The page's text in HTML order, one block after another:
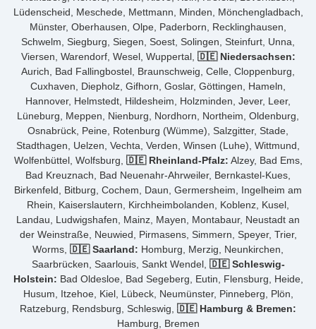
Lüdenscheid, Meschede, Mettmann, Minden, Mönchengladbach,
Münster, Oberhausen, Olpe, Paderborn, Recklinghausen,
Schwelm, Siegburg, Siegen, Soest, Solingen, Steinfurt, Unna,
Viersen, Warendorf, Wesel, Wuppertal, 🇩🇪 Niedersachsen:
Aurich, Bad Fallingbostel, Braunschweig, Celle, Cloppenburg,
Cuxhaven, Diepholz, Gifhorn, Goslar, Göttingen, Hameln,
Hannover, Helmstedt, Hildesheim, Holzminden, Jever, Leer,
Lüneburg, Meppen, Nienburg, Nordhorn, Northeim, Oldenburg,
Osnabrück, Peine, Rotenburg (Wümme), Salzgitter, Stade,
Stadthagen, Uelzen, Vechta, Verden, Winsen (Luhe), Wittmund,
Wolfenbüttel, Wolfsburg, 🇩🇪 Rheinland-Pfalz: Alzey, Bad Ems,
Bad Kreuznach, Bad Neuenahr-Ahrweiler, Bernkastel-Kues,
Birkenfeld, Bitburg, Cochem, Daun, Germersheim, Ingelheim am
Rhein, Kaiserslautern, Kirchheimbolanden, Koblenz, Kusel,
Landau, Ludwigshafen, Mainz, Mayen, Montabaur, Neustadt an
der Weinstraße, Neuwied, Pirmasens, Simmern, Speyer, Trier,
Worms, 🇩🇪 Saarland: Homburg, Merzig, Neunkirchen,
Saarbrücken, Saarlouis, Sankt Wendel, 🇩🇪 Schleswig-
Holstein: Bad Oldesloe, Bad Segeberg, Eutin, Flensburg, Heide,
Husum, Itzehoe, Kiel, Lübeck, Neumünster, Pinneberg, Plön,
Ratzeburg, Rendsburg, Schleswig, 🇩🇪 Hamburg & Bremen:
Hamburg, Bremen